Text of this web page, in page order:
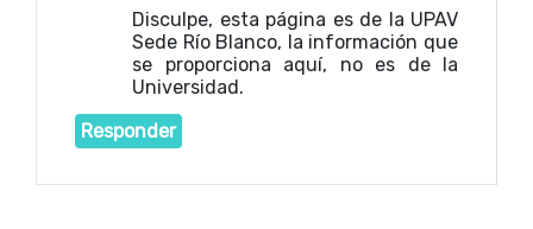
Disculpe, esta página es de la UPAV
Sede Río Blanco, la información que
se proporciona aquí, no es de la
Universidad.
Responder